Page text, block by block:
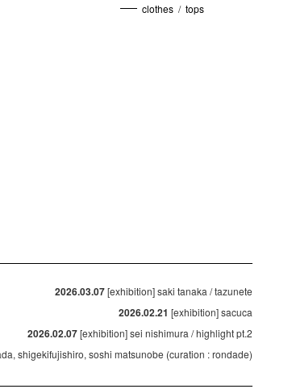
clothes / tops
2026.03.07[exhibition] saki tanaka / tazunete
2026.02.21 [exhibition] sacuca
2026.02.07[exhibition] sei nishimura / highlight pt.2
shigekifujishiro, soshi matsunobe (curation : rondade)